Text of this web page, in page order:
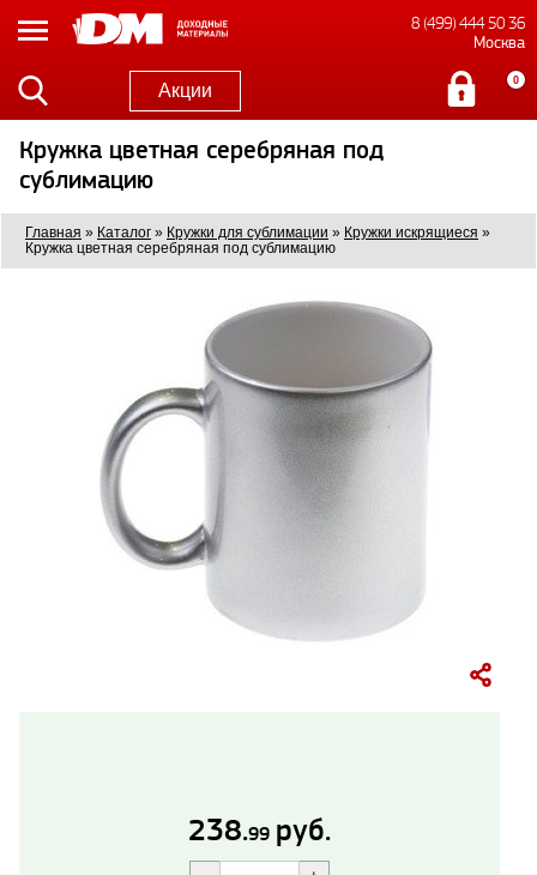
8 (499) 444 50 36
Москва
Акции 0
Кружка цветная серебряная под
сублимацию
Главная » Каталог » Кружки для сублимации » Кружки искрящиеся »
Кружка цветная серебряная под сублимацию
238.99 руб.